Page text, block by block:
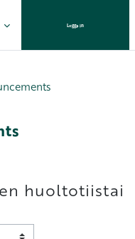
Logga in
huoltotiistai